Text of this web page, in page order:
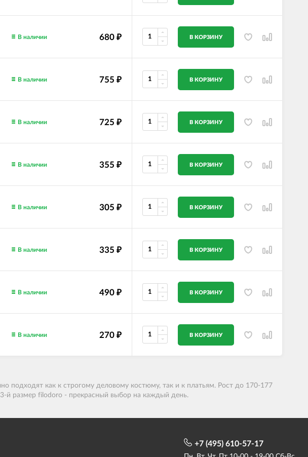
680 ₽
В наличии В КОРЗИНУ
755 ₽
В наличии В КОРЗИНУ
725 ₽
В наличии В КОРЗИНУ
355 ₽
В наличии В КОРЗИНУ
305 ₽
В наличии В КОРЗИНУ
335 ₽
В наличии В КОРЗИНУ
490 ₽
В наличии В КОРЗИНУ
270 ₽
В наличии В КОРЗИНУ
подходят как к строгому деловому костюму, так и к платьям. Рост до 170-177
й размер filodoro - прекрасный выбор на каждый день.
+7 (495) 610-57-17